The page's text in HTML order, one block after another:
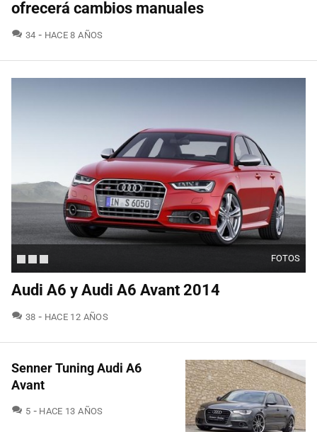
ofrecerá cambios manuales
34 COMENTARIOS
HACE 8 AÑOS
FOTOS
Audi A6 y Audi A6 Avant 2014
38 COMENTARIOS
HACE 12 AÑOS
Senner Tuning Audi A6
Avant
5 COMENTARIOS
HACE 13 AÑOS